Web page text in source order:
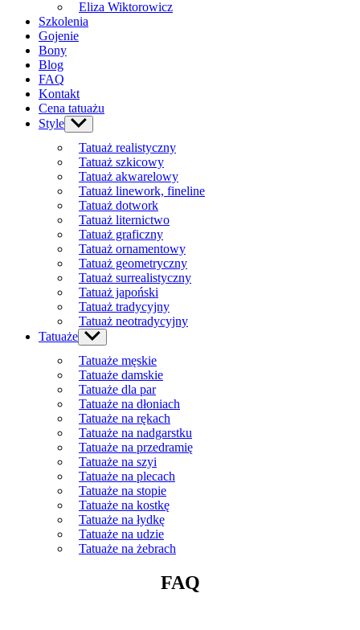
Eliza Wiktorowicz
Szkolenia
Gojenie
Bony
Blog
FAQ
Kontakt
Cena tatuażu
Style Show
sub
menu
Tatuaż realistyczny
Tatuaż szkicowy
Tatuaż akwarelowy
Tatuaż linework, fineline
Tatuaż dotwork
Tatuaż liternictwo
Tatuaż graficzny
Tatuaż ornamentowy
Tatuaż geometryczny
Tatuaż surrealistyczny
Tatuaż japoński
Tatuaż tradycyjny
Tatuaż neotradycyjny
Tatuaże Show
sub
menu
Tatuaże męskie
Tatuaże damskie
Tatuaże dla par
Tatuaże na dłoniach
Tatuaże na rękach
Tatuaże na nadgarstku
Tatuaże na przedramię
Tatuaże na szyi
Tatuaże na plecach
Tatuaże na stopie
Tatuaże na kostkę
Tatuaże na łydkę
Tatuaże na udzie
Tatuaże na żebrach
FAQ